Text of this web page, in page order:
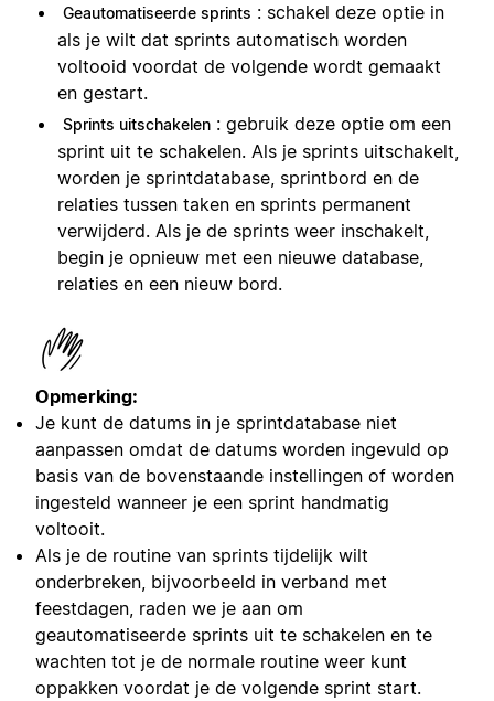
Geautomatiseerde sprints : schakel deze optie in
als je wilt dat sprints automatisch worden
voltooid voordat de volgende wordt gemaakt
en gestart.
Sprints uitschakelen : gebruik deze optie om een
sprint uit te schakelen. Als je sprints uitschakelt,
worden je sprintdatabase, sprintbord en de
relaties tussen taken en sprints permanent
verwijderd. Als je de sprints weer inschakelt,
begin je opnieuw met een nieuwe database,
relaties en een nieuw bord.
Opmerking:
Je kunt de datums in je sprintdatabase niet
aanpassen omdat de datums worden ingevuld op
basis van de bovenstaande instellingen of worden
ingesteld wanneer je een sprint handmatig
voltooit.
Als je de routine van sprints tijdelijk wilt
onderbreken, bijvoorbeeld in verband met
feestdagen, raden we je aan om
geautomatiseerde sprints uit te schakelen en te
wachten tot je de normale routine weer kunt
oppakken voordat je de volgende sprint start.